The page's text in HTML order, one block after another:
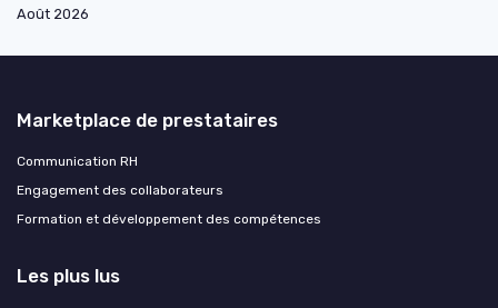
Août 2026
Marketplace de prestataires
Communication RH
Engagement des collaborateurs
Formation et développement des compétences
Les plus lus